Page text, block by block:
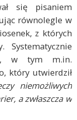
się pisaniem
równolegle w
z których
Systematycznie
w tym m.in.
który utwierdził
niemożliwych
a zwłaszcza w